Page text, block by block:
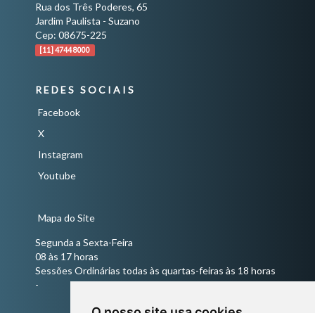
Rua dos Três Poderes, 65
Jardim Paulista - Suzano
Cep: 08675-225
[11] 4744 8000
REDES SOCIAIS
Facebook
X
Instagram
Youtube
Mapa do Site
Segunda a Sexta-Feira
08 às 17 horas
Sessões Ordinárias todas às quartas-feiras às 18 horas
-